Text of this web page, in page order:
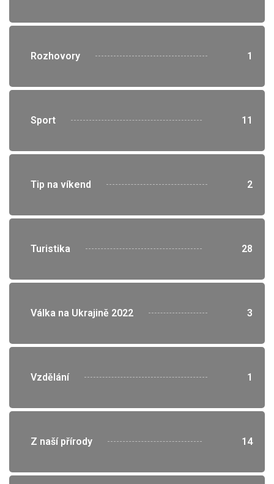
Rozhovory 1
Sport 11
Tip na víkend 2
Turistika 28
Válka na Ukrajině 2022 3
Vzdělání 1
Z naší přírody 14